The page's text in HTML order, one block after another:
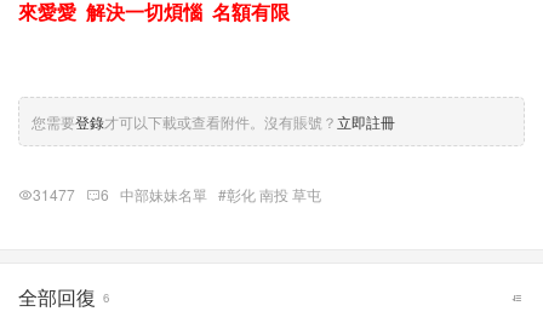
來愛愛 解決一切煩惱 名額有限
您需要登錄才可以下載或查看附件。沒有賬號？立即註冊
31477 6 中部妹妹名單 #彰化 南投 草屯
全部回復 6